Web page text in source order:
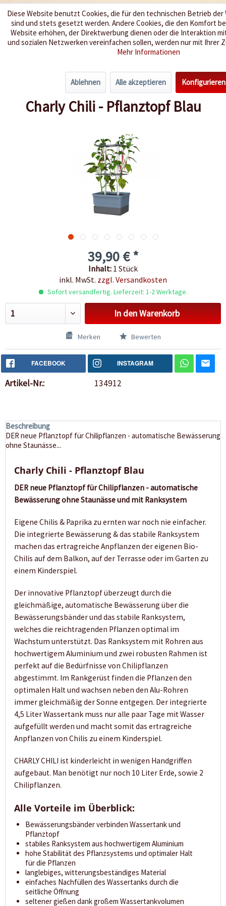
Wir würzen Ihr Leben
Gusta Garden
Charly Chili - Pflanztopf Blau
39,90 € *
Inhalt: 1 Stück
inkl. MwSt. zzgl. Versandkosten
Sofort versandfertig. Lieferzeit: 1-2 Werktage.
In denWarenkorb
Merken Bewerten
FACEBOOK INSTAGRAM
Artikel-Nr.: 134912
Beschreibung
DER neue Pflanztopf für Chilipflanzen - automatische Bewässerung
ohne Staunässe...
Charly Chili - Pflanztopf Blau
DER neue Pflanztopf für Chilipflanzen - automatische
Bewässerung ohne Staunässe und mit Ranksystem
Eigene Chilis & Paprika zu ernten war noch nie einfacher.
Die integrierte Bewässerung & das stabile Ranksystem
machen das ertragreiche Anpflanzen der eigenen Bio-
Chilis auf dem Balkon, auf der Terrasse oder im Garten zu
einem Kinderspiel.
Der innovative Pflanztopf überzeugt durch die
gleichmäßige, automatische Bewässerung über die
Bewässerungsbänder und das stabile Ranksystem,
welches die reichtragenden Pflanzen optimal im
Wachstum unterstützt. Das Ranksystem mit Rohren aus
hochwertigem Aluminium und zwei robusten Rahmen ist
perfekt auf die Bedürfnisse von Chilipflanzen
abgestimmt. Im Rankgerüst finden die Pflanzen den
optimalen Halt und wachsen neben den Alu-Rohren
immer gleichmäßig der Sonne entgegen. Der integrierte
4,5 Liter Wassertank muss nur alle paar Tage mit Wasser
aufgefüllt werden und macht somit das ertragreiche
Anpflanzen von Chilis zu einem Kinderspiel.
CHARLY CHILI ist kinderleicht in wenigen Handgriffen
aufgebaut. Man benötigt nur noch 10 Liter Erde, sowie 2
Chilipflanzen.
Alle Vorteile im Überblick:
Bewässerungsbänder verbinden Wassertank und
Pflanztopf
stabiles Ranksystem aus hochwertigem Aluminium
hohe Stabilität des Pflanzsystems und optimaler Halt
für die Pflanzen
langlebiges, witterungsbeständiges Material
einfaches Nachfüllen des Wassertanks durch die
seitliche Öffnung
seltener gießen dank großem Wassertankvolumen
Diese Website benutzt Cookies, die für den technischen Betrieb
sind und stets gesetzt werden. Andere Cookies, die den Komfort
Website erhöhen, der Direktwerbung dienen oder die Interaktion
und sozialen Netzwerken vereinfachen sollen, werden nur mit Ihrer
Mehr Informationen
Ablehnen Alle akzeptieren Konfigurieren